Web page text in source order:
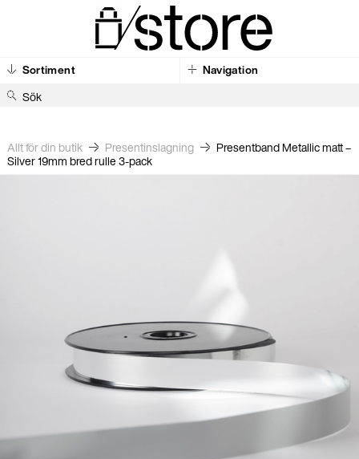
Sortiment Navigation
Sök
Allt för din butik Present­inslagning
Presentband Metallic matt –
Silver 19mm bred rulle 3-pack